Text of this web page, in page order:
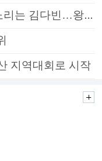
22전 전승 임상규·대회2연패 노리는 김다빈…왕중왕전 16강 7일부터
지역대회로 시작